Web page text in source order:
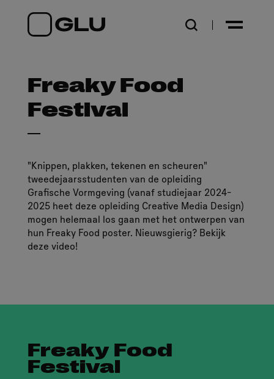
Open zoekpagina
Freaky Food
Festival
"Knippen, plakken, tekenen en scheuren"
tweedejaarsstudenten van de opleiding
Grafische Vormgeving (vanaf studiejaar 2024-
2025 heet deze opleiding Creative Media Design)
mogen helemaal los gaan met het ontwerpen van
hun Freaky Food poster. Nieuwsgierig? Bekijk
deze video!
Freaky Food
Festival